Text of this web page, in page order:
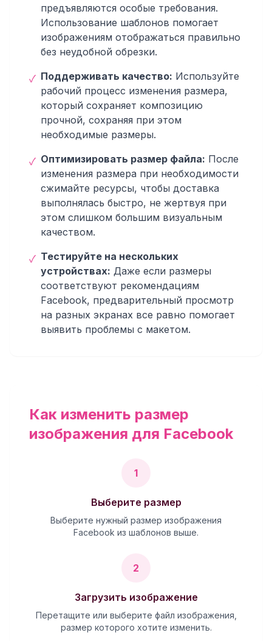
предъявляются особые требования.
Использование шаблонов помогает
изображениям отображаться правильно
без неудобной обрезки.
✓ Поддерживать качество: Используйте
рабочий процесс изменения размера,
который сохраняет композицию
прочной, сохраняя при этом
необходимые размеры.
✓ Оптимизировать размер файла: После
изменения размера при необходимости
сжимайте ресурсы, чтобы доставка
выполнялась быстро, не жертвуя при
этом слишком большим визуальным
качеством.
✓ Тестируйте на нескольких
устройствах: Даже если размеры
соответствуют рекомендациям
Facebook, предварительный просмотр
на разных экранах все равно помогает
выявить проблемы с макетом.
Как изменить размер
изображения для Facebook
1
Выберите размер
Выберите нужный размер изображения
Facebook из шаблонов выше.
2
Загрузить изображение
Перетащите или выберите файл изображения,
размер которого хотите изменить.